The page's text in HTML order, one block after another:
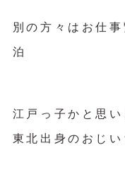
別の方々はお仕
泊
江戸っ子かと思い
東北出身のおじ